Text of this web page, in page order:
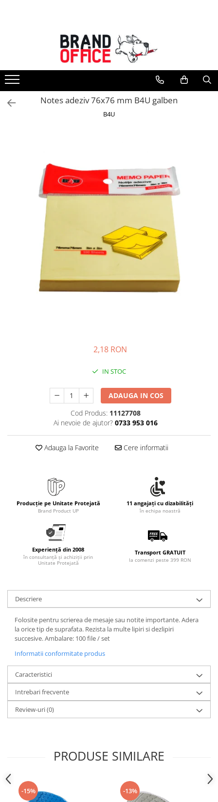
Unitate Protejata - PRODUCTIE
Hartie copiator si produse
tipografice
Produse consumabile din hartie
Detergenti si dezinfectanti
Agende personalizabile
Organizatoare business
Birotica si papetarie
Hartie si articole din hartie
Bibliorafturi, caiete mecanice,
separatoare
Capsatoare, capse si perforatoare
Caiete si blocnotesuri
Dosare, folii protectie si mape
Accesorii diverse pentru birou
Seturi de scris Premium
Instrumente de scris eco
Creioane mecanice si grafit
Finelinere
Markere diverse
Carioci si creioane colorate
Rezerve instrumente scris
Ascutitori, radiere, agrafe
Foarfece pentru birou
Curatenie si igiena
Articole pentru baie
Articole pentru bucatarie
Maturi, mopuri si galeti
Hartie igienica, prosoape hartie si
Articole pentru rufe, casa,
geamuri, mobila
Articole pentru birou, suprafete,
pardoseli
Intretinere si odorizante masina
Tipografie si stampile
Caiete si blocnotesuri
personalizate
Notes adeziv 76x76 mm B4U galben
B4U
2,18 RON
IN STOC
ADAUGA IN COS
Cod Produs: 11127708
Ai nevoie de ajutor? 0733 953 016
Adauga la Favorite Cere informatii
Producție pe Unitate Protejată
Brand Product UP
11 angajați cu dizabilități
în echipa noastră
Experiență din 2008
în consultanță și achiziții prin
Unitate Protejată
Transport GRATUIT
la comenzi peste 399 RON
Descriere
Folosite pentru scrierea de mesaje sau notite importante. Adera
la orice tip de suprafata. Rezista la multe lipiri si dezlipiri
succesive. Ambalare: 100 file / set
Informatii conformitate produs
Caracteristici
Intrebari frecvente
Review-uri(0)
PRODUSE SIMILARE
-15% -13%